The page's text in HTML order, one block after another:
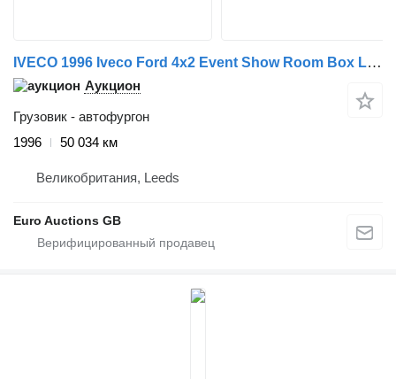
IVECO 1996 Iveco Ford 4x2 Event Show Room Box Lorry, Manual Gearbox
Аукцион
Грузовик - автофургон
1996
50 034 км
Великобритания, Leeds
Euro Auctions GB